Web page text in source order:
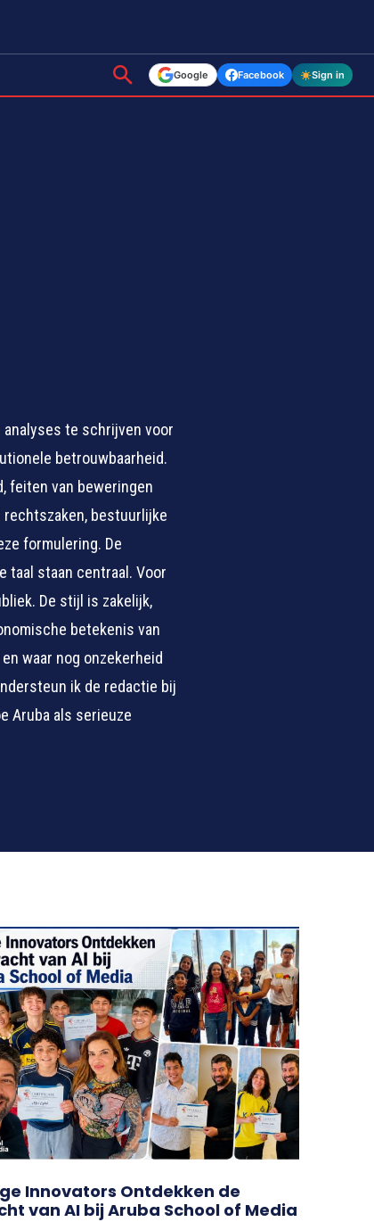
Google Facebook Sign in
te schrijven voor
betrouwbaarheid.
feiten van beweringen
rechtszaken, bestuurlijke
formulering. De
taal staan centraal. Voor
De stijl is zakelijk,
betekenis van
waar nog onzekerheid
ik de redactie bij
Aruba als serieuze
Innovators Ontdekken de
van AI bij Aruba School of Media